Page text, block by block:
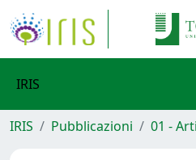
IRIS
IRIS Pubblicazioni 01 -